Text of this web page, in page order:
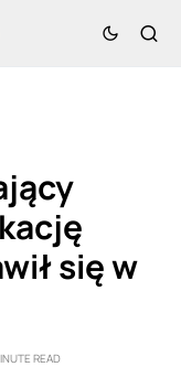
się w
READ